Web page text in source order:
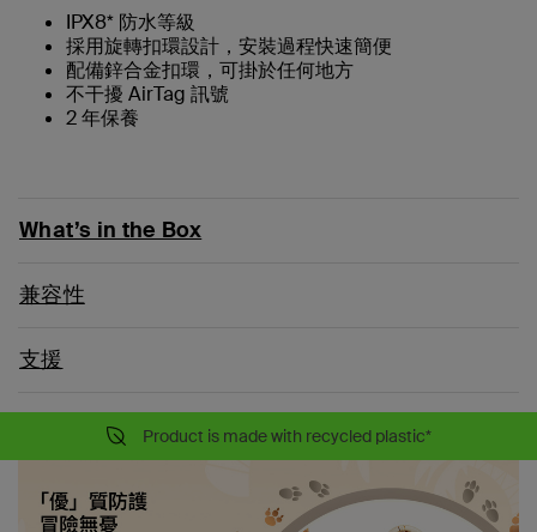
IPX8* 防水等級
採用旋轉扣環設計，安裝過程快速簡便
配備鋅合金扣環，可掛於任何地方
不干擾 AirTag 訊號
2 年保養
What’s in the Box
兼容性
支援
Product is made with recycled plastic*